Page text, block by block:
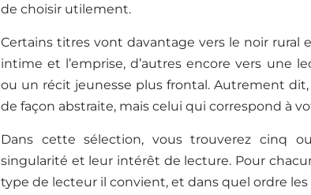
de choisir utilement.
Certains titres vont davantage vers le noir rural
intime et l’emprise, d’autres encore vers une
ou un récit jeunesse plus frontal. Autrement dit,
de façon abstraite, mais celui qui correspond à
Dans cette sélection, vous trouverez cinq
singularité et leur intérêt de lecture. Pour
type de lecteur il convient, et dans quel ordre